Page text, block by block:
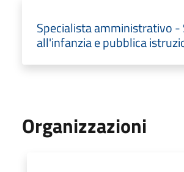
Specialista amministrativo -
all'infanzia e pubblica
Organizzazioni